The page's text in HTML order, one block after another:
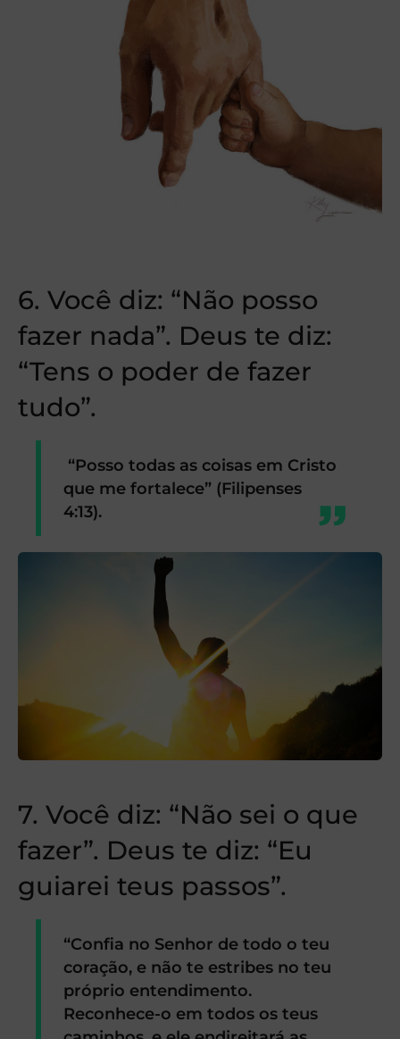
6. Você diz: “Não posso
fazer nada”. Deus te diz:
“Tens o poder de fazer
tudo”.
“Posso todas as coisas em Cristo
que me fortalece” (Filipenses
4:13).
7. Você diz: “Não sei o que
fazer”. Deus te diz: “Eu
guiarei teus passos”.
“Confia no Senhor de todo o teu
coração, e não te estribes no teu
próprio entendimento.
Reconhece-o em todos os teus